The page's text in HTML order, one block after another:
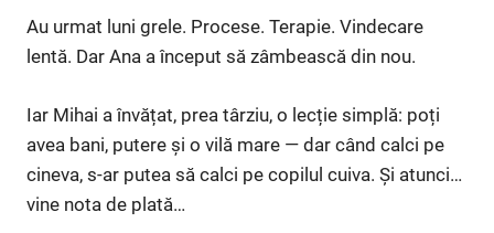
Au urmat luni grele. Procese. Terapie. Vindecare
lentă. Dar Ana a început să zâmbească din nou.
Iar Mihai a învățat, prea târziu, o lecție simplă: poți
avea bani, putere și o vilă mare — dar când calci pe
cineva, s-ar putea să calci pe copilul cuiva. Și atunci…
vine nota de plată…